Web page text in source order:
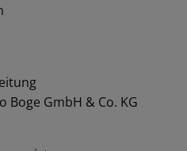
Boge GmbH & Co. KG